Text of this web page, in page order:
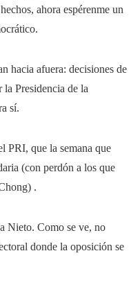
ahora espérenme un
hacia afuera: decisiones de
Presidencia de la
sí.
PRI, que la semana que
(con perdón a los que
.
Nieto. Como se ve, no
donde la oposición se